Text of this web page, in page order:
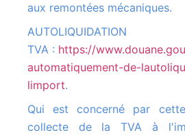
aux remontées mécaniques.
AUTOLIQUIDATION
TVA : https://
automatiquement-de-
limport.
Qui est concerné par cette démarche ? La
collecte de la TVA à